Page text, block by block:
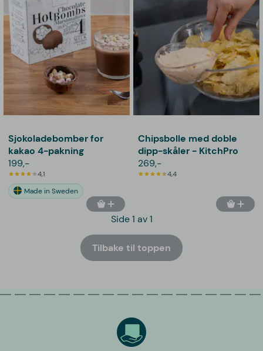
Sjokoladebomber for
kakao 4-pakning
199,-
4,1
Made in Sweden
Chipsbolle med doble
dipp-skåler - KitchPro
269,-
4,4
Side 1 av 1
Tilbake til toppen